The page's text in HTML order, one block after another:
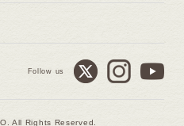
Follow us
All Rights Reserved.